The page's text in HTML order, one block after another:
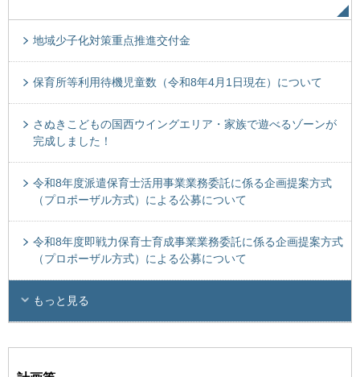
地域少子化対策重点推進交付金
保育所等利用待機児童数（令和8年4月1日現在）について
さぬきこどもの国西ウイングエリア・家族で遊べるゾーンが
完成しました！
令和8年度派遣保育士活用事業業務委託に係る企画提案方式
（プロポーザル方式）による公募について
令和8年度即戦力保育士育成事業業務委託に係る企画提案方式
（プロポーザル方式）による公募について
もっと見る